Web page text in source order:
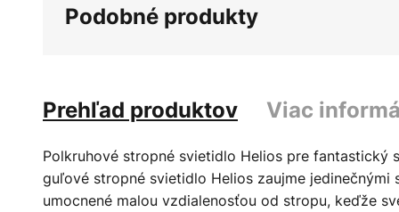
obrázkov
Podobné produkty
Prehľad produktov Viac
Polkruhové stropné svietidlo Helios pre fantastický
guľové stropné svietidlo Helios zaujme jedinečnými
umocnené malou vzdialenosťou od stropu, keďže